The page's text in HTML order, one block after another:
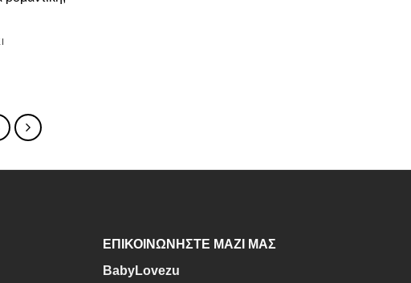
ΕΠΙΚΟΙΝΩΝΗΣΤΕ ΜΑΖΙ ΜΑΣ
BabyLovezu